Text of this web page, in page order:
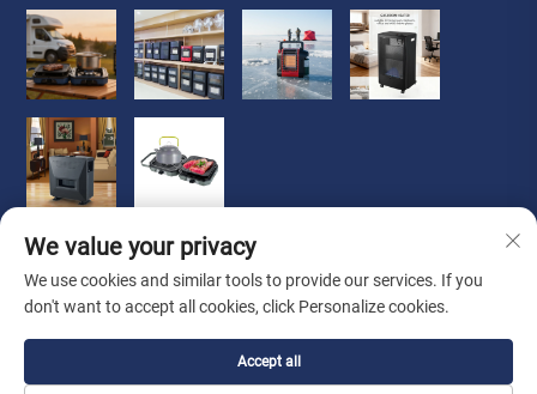
Copyright © 2026 Zhongshan Luoqi Appliance Co., Ltd. alle
rechten voorbehouden
We value your privacy
We use cookies and similar tools to provide our services. If you
don't want to accept all cookies, click Personalize cookies.
Accept all